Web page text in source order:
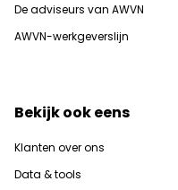
De adviseurs van AWVN
AWVN-werkgeverslijn
Bekijk ook eens
Klanten over ons
Data & tools